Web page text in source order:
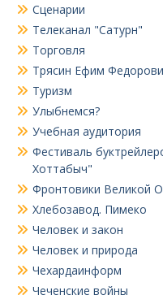
Сценарии
Телеканал "Сатурн"
Торговля
Трясин Ефим
Туризм
Улыбнемся?
Учебная аудитория
Фестиваль
Хоттабыч"
Фронтовики Великой
Хлебозавод. Пимеко
Человек и закон
Человек и природа
Чехардаинформ
Чеченские войны